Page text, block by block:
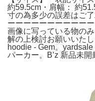
約59.5cm・肩幅： 約
寸の為多少の誤差はご
ーーーーーーーーーー
画像に写っている物の
解の上検討お願いいた
hoodie - Gem。
パーカー。B’z 新品未